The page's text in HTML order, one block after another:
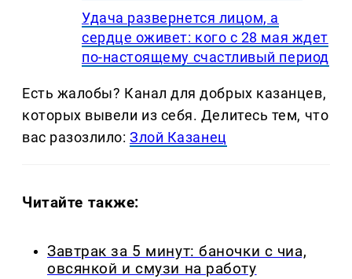
Удача развернется лицом, а
сердце оживет: кого с 28 мая ждет
по-настоящему счастливый период
Есть жалобы? Канал для добрых казанцев,
которых вывели из себя. Делитеcь тем, что
вас разозлило:Злой Казанец
Читайте также:
Завтрак за 5 минут: баночки с чиа,
овсянкой и смузи на работу